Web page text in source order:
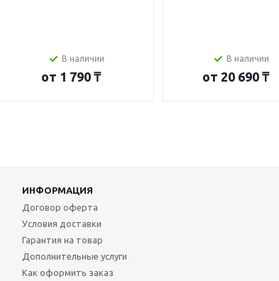
В наличии
от 1 790 ₸
В наличии
от 20 690 ₸
ИНФОРМАЦИЯ
Договор оферта
Условия доставки
Гарантия на товар
Дополнительные услуги
Как оформить заказ